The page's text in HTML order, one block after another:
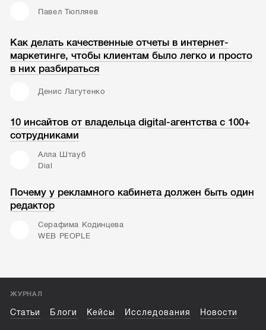
Павел Тюпляев
Как делать качественные отчеты в интернет-
маркетинге, чтобы клиентам было легко и просто
в них разбираться
Денис Лагутенко
10 инсайтов от владельца digital-агентства с 100+
сотрудниками
Алла Штауб
Dial
Почему у рекламного кабинета должен быть один
редактор
Серафима Кодинцева
WEB PEOPLE
ЖУРНАЛ
Статьи Блоги Кейсы Исследования Новости